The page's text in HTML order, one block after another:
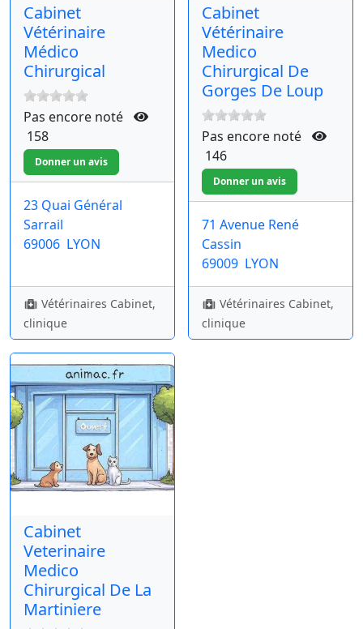
Cabinet
Vétérinaire
Médico
Chirurgical
Pas encore noté
158
23 Quai Général
Sarrail
69006 LYON
Vétérinaires Cabinet,
clinique
Cabinet
Vétérinaire
Medico
Chirurgical De
Gorges De Loup
Pas encore noté
146
71 Avenue René
Cassin
69009 LYON
Vétérinaires Cabinet,
clinique
Cabinet
Veterinaire
Medico
Chirurgical De La
Martiniere